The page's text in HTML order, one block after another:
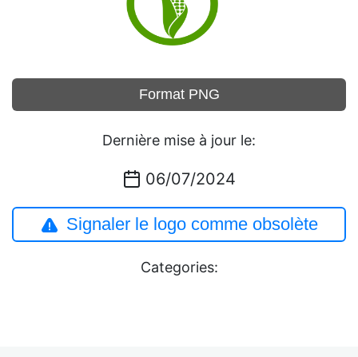
Format PNG
Dernière mise à jour le:
06/07/2024
Signaler le logo comme obsolète
Categories: